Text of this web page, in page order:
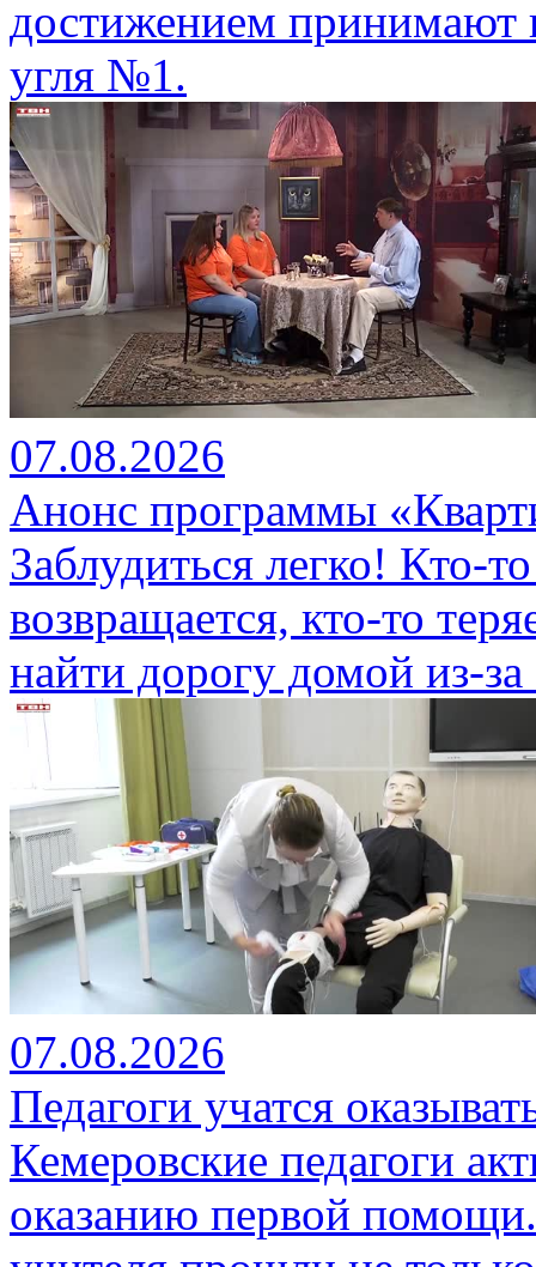
достижением принимают
угля №1.
07.08.2026
Анонс программы
Заблудиться легко! Кто-
возвращается, кто-то
найти дорогу домой из-за
07.08.2026
Педагоги учатся
Кемеровские педагоги
оказанию первой